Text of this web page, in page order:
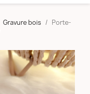
Gravure bois
Porte-